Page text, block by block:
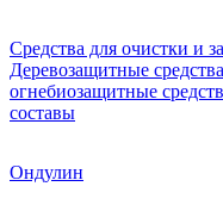
Средства для очистки и
Деревозащитные средства
огнебиозащитные
составы
Ондулин